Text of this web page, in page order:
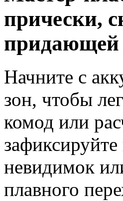
прически,
придающей
Начните с
зон, чтобы
комод или
невидимок
плавного